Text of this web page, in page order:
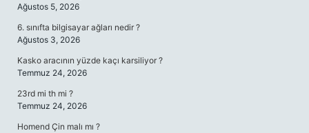
Ağustos 5, 2026
6. sınıfta bilgisayar ağları nedir ?
Ağustos 3, 2026
Kasko aracının yüzde kaçı karsiliyor ?
Temmuz 24, 2026
23rd mi th mi ?
Temmuz 24, 2026
Homend Çin malı mı ?